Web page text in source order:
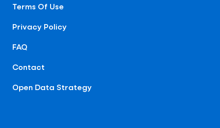
Terms Of Use
Privacy Policy
FAQ
Contact
Open Data Strategy